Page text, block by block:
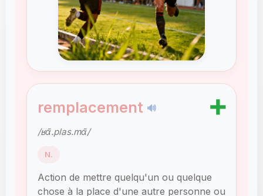
remplacement 🔊 ➕
/ʁɑ̃.plas.mɑ̃/
N.
Action de mettre quelqu'un ou quelque
chose à la place d'une autre personne ou